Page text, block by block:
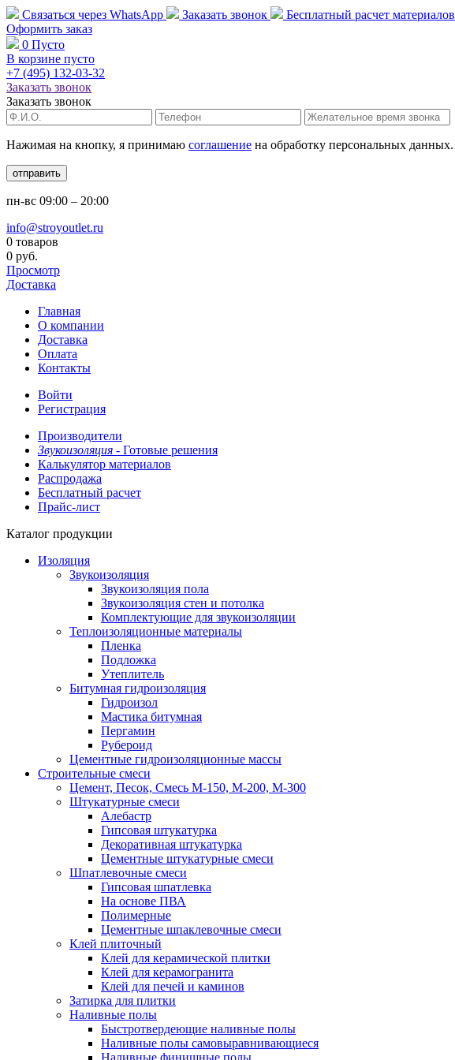
Связаться через WhatsApp Заказать звонок Бесплатный расчет материалов
Оформить заказ
0 Пусто
В корзине пусто
+7 (495) 132-03-32
Заказать звонок
Заказать звонок
Нажимая на кнопку, я принимаю соглашение на обработку персональных данных.
отправить
пн-вс 09:00 – 20:00
info@stroyoutlet.ru
0 товаров
0 руб.
Просмотр
Доставка
Главная
О компании
Доставка
Оплата
Контакты
Войти
Регистрация
Производители
Звукоизоляция - Готовые решения
Калькулятор материалов
Распродажа
Бесплатный расчет
Прайс-лист
Каталог продукции
Изоляция
Звукоизоляция
Звукоизоляция пола
Звукоизоляция стен и потолка
Комплектующие для звукоизоляции
Теплоизоляционные материалы
Пленка
Подложка
Утеплитель
Битумная гидроизоляция
Гидроизол
Мастика битумная
Пергамин
Рубероид
Цементные гидроизоляционные массы
Строительные смеси
Цемент, Песок, Смесь М-150, М-200, М-300
Штукатурные смеси
Алебастр
Гипсовая штукатурка
Декоративная штукатурка
Цементные штукатурные смеси
Шпатлевочные смеси
Гипсовая шпатлевка
На основе ПВА
Полимерные
Цементные шпаклевочные смеси
Клей плиточный
Клей для керамической плитки
Клей для керамогранита
Клей для печей и каминов
Затирка для плитки
Наливные полы
Быстротвердеющие наливные полы
Наливные полы самовыравнивающиеся
Наливные финишные полы